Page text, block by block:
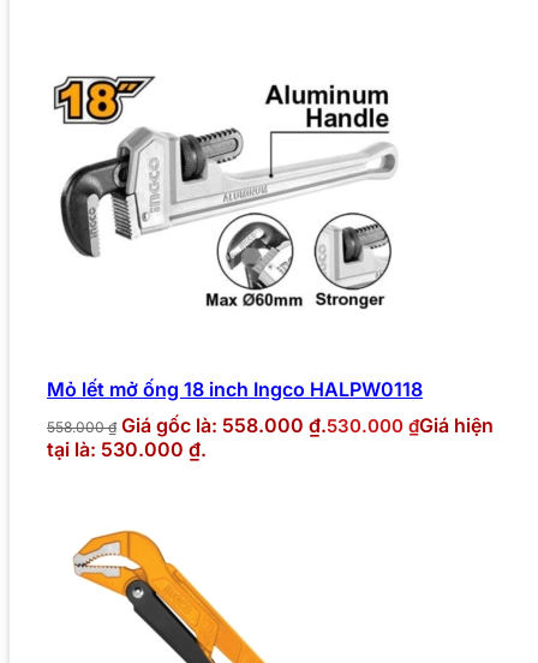
Mỏ lết mở ống 18 inch Ingco HALPW0118
558.000₫ Giá gốc là: 558.000 ₫.530.000 ₫Giá hiện
tại là: 530.000 ₫.